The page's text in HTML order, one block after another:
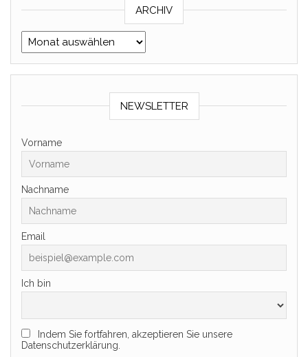
ARCHIV
Archiv
NEWSLETTER
Vorname
Nachname
Email
Ich bin
Indem Sie fortfahren, akzeptieren Sie unsere
Datenschutzerklärung.